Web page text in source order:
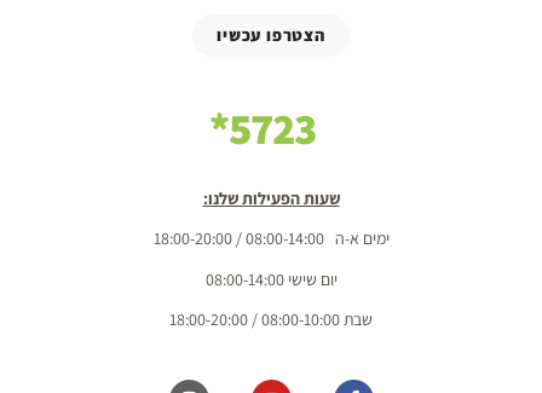
הצטרפו עכשיו
5723*
שעות הפעילות שלנו:
ימים א-ה 08:00-14:00 / 18:00-20:00
יום שישי 08:00-14:00
שבת 08:00-10:00 / 18:00-20:00